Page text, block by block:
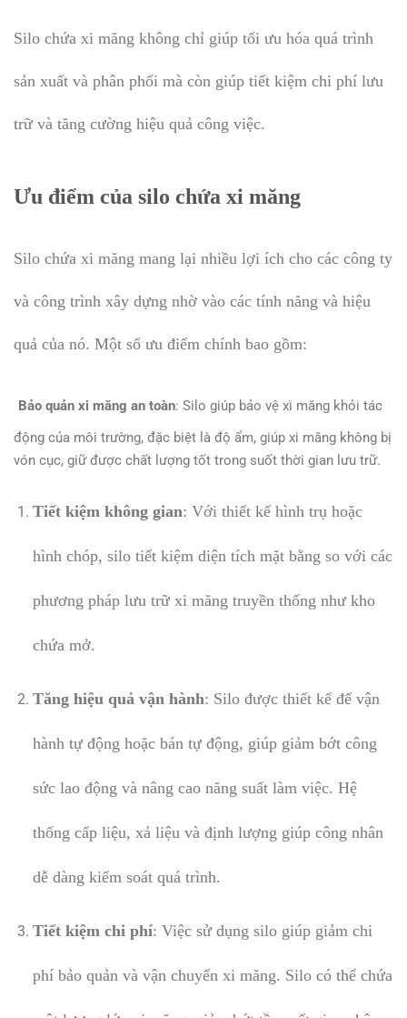
Silo chứa xi măng không chỉ giúp tối ưu hóa quá trình
sản xuất và phân phối mà còn giúp tiết kiệm chi phí lưu
trữ và tăng cường hiệu quả công việc.
Ưu điểm của silo chứa xi măng
Silo chứa xi măng mang lại nhiều lợi ích cho các công ty
và công trình xây dựng nhờ vào các tính năng và hiệu
quả của nó. Một số ưu điểm chính bao gồm:
Bảo quản xi măng an toàn: Silo giúp bảo vệ xi măng khỏi tác
động của môi trường, đặc biệt là độ ẩm, giúp xi măng không bị
vón cục, giữ được chất lượng tốt trong suốt thời gian lưu trữ.
Tiết kiệm không gian: Với thiết kế hình trụ hoặc
hình chóp, silo tiết kiệm diện tích mặt bằng so với các
phương pháp lưu trữ xi măng truyền thống như kho
chứa mở.
Tăng hiệu quả vận hành: Silo được thiết kế để vận
hành tự động hoặc bán tự động, giúp giảm bớt công
sức lao động và nâng cao năng suất làm việc. Hệ
thống cấp liệu, xả liệu và định lượng giúp công nhân
dễ dàng kiểm soát quá trình.
Tiết kiệm chi phí: Việc sử dụng silo giúp giảm chi
phí bảo quản và vận chuyển xi măng. Silo có thể chứa